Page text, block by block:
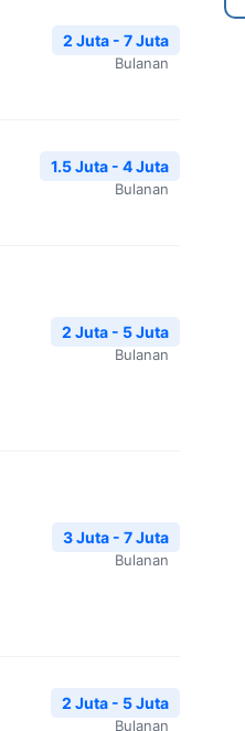
2 Juta - 7 Juta
Bulanan
1.5 Juta - 4 Juta
Bulanan
2 Juta - 5 Juta
Bulanan
3 Juta - 7 Juta
Bulanan
2 Juta - 5 Juta
Bulanan